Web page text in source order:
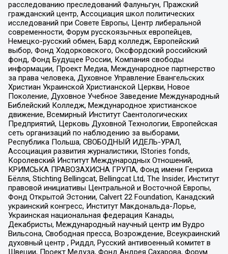
расследованию преследований Фалуньгун, Пражский
гражданский центр, Ассоциация школ политических
исследований при Совете Европы, Центр либеральной
современности, Форум русскоязычных европейцев,
Немецко-русский обмен, Бард колледж, Европейский
выбор, Фонд Ходорковского, Оксфордский российский
фонд, Фонд Будущее России, Компания свободы
информации, Проект Медиа, Международное партнерство
за права человека, Духовное Управление Евангельских
Христиан Украинской Христианской Церкви, Новое
Поколение, Духовное Учебное Заведение Международный
Библейский Колледж, Международное христианское
движение, Всемирный Институт Саентологических
Предприятий, Церковь Духовной Технологии, Европейская
сеть организаций по наблюдению за выборами,
Республика Польша, СВОБОДНЫЙ ИДЕЛЬ-УРАЛ,
Ассоциация развития журналистики, IStories fonds,
Королевский Институт Международных Отношений,
КРИМСЬКА ПРАВОЗАХИСНА ГРУПА, Фонд имени Генриха
Бёлля, Stichting Bellingcat, Bellingcat Ltd, The Insider, Институт
правовой инициативы Центральной и Восточной Европы,
Фонд Открытой Эстонии, Calvert 22 Foundation, Канадский
украинский конгресс, Институт Макдональда-Лорье,
Украинская национальная федерация Канады,
Декабристы, Международный научный центр им Вудро
Вильсона, Свободная пресса, Возрождение, Всеукраинский
духовный центр , Риддл, Русский антивоенный комитет в
Швеции, Проект Медуза, Фонд Андрея Сахарова, Форум